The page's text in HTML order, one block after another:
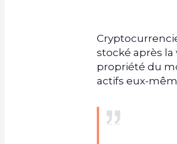
stocké après
propriété du
actifs eux-